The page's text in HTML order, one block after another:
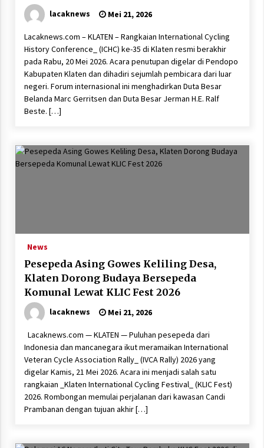
lacaknews Mei 21, 2026
Lacaknews.com – KLATEN – Rangkaian International Cycling
History Conference_ (ICHC) ke-35 di Klaten resmi berakhir
pada Rabu, 20 Mei 2026. Acara penutupan digelar di Pendopo
Kabupaten Klaten dan dihadiri sejumlah pembicara dari luar
negeri. Forum internasional ini menghadirkan Duta Besar
Belanda Marc Gerritsen dan Duta Besar Jerman H.E. Ralf
Beste. […]
News
Pesepeda Asing Gowes Keliling Desa,
Klaten Dorong Budaya Bersepeda
Komunal Lewat KLIC Fest 2026
lacaknews Mei 21, 2026
Lacaknews.com — KLATEN — Puluhan pesepeda dari
Indonesia dan mancanegara ikut meramaikan International
Veteran Cycle Association Rally_ (IVCA Rally) 2026 yang
digelar Kamis, 21 Mei 2026. Acara ini menjadi salah satu
rangkaian _Klaten International Cycling Festival_ (KLIC Fest)
2026. Rombongan memulai perjalanan dari kawasan Candi
Prambanan dengan tujuan akhir […]